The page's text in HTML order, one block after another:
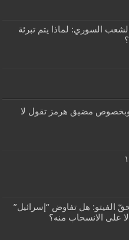
السوري: لماذا يتم تبرئة
وبخصوص مضيق هرمز تقول لا
الفيتو: هل تفاوض “إسرائيل”
على الانسحاب منه؟